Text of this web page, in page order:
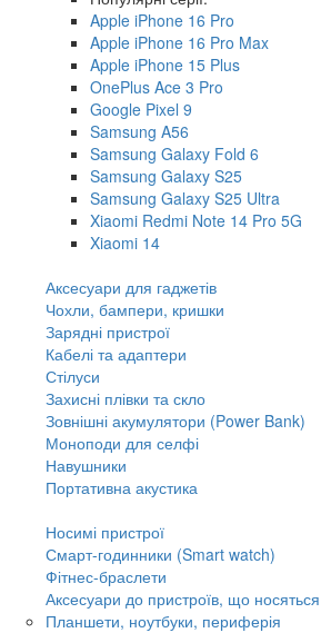
Apple iPhone 16 Pro
Apple iPhone 16 Pro Max
Apple iPhone 15 Plus
OnePlus Ace 3 Pro
Google Pixel 9
Samsung A56
Samsung Galaxy Fold 6
Samsung Galaxy S25
Samsung Galaxy S25 Ultra
Xiaomi Redmi Note 14 Pro 5G
Xiaomi 14
Аксесуари для гаджетів
Чохли, бампери, кришки
Зарядні пристрої
Кабелі та адаптери
Стілуси
Захисні плівки та скло
Зовнішні акумулятори (Power Bank)
Моноподи для селфі
Навушники
Портативна акустика
Носимі пристрої
Смарт-годинники (Smart watch)
Фітнес-браслети
Аксесуари до пристроїв, що носяться
Планшети, ноутбуки, периферія